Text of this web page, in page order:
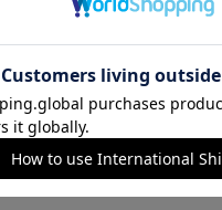
メーカーにて完売となって
容の変更をお願いいたして
くださいますようお願いいた
スプラザがセレクトしたオ
品は当社指定の運送会社で
りませんが、【配達時間指
来ません。ご了承ください